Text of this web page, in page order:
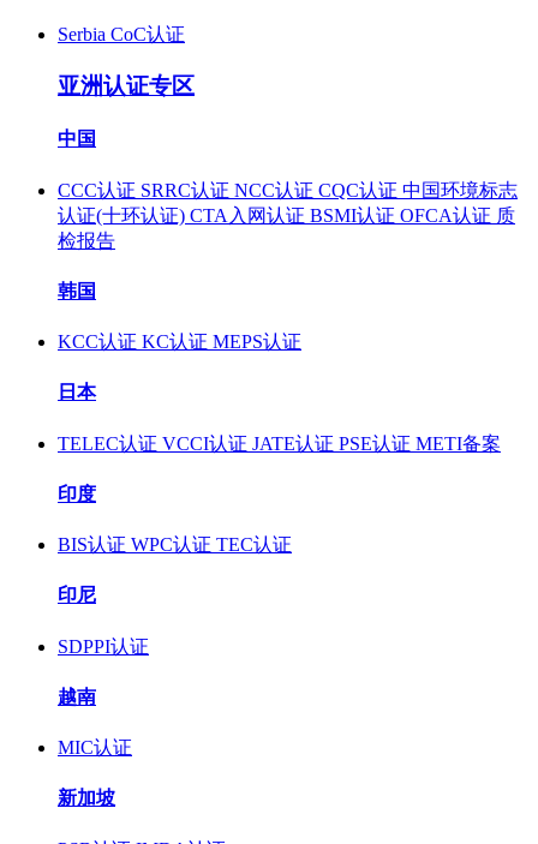
Serbia CoC认证
亚洲认证专区
中国
CCC认证 SRRC认证 NCC认证 CQC认证 中国环境标志
认证(十环认证) CTA入网认证 BSMI认证 OFCA认证 质
检报告
韩国
KCC认证 KC认证 MEPS认证
日本
TELEC认证 VCCI认证 JATE认证 PSE认证 METI备案
印度
BIS认证 WPC认证 TEC认证
印尼
SDPPI认证
越南
MIC认证
新加坡